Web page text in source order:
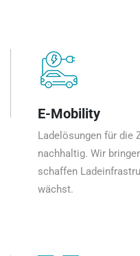
E-Mobility
Ladelösungen für die
nachhaltig. Wir
schaffen
wächst.